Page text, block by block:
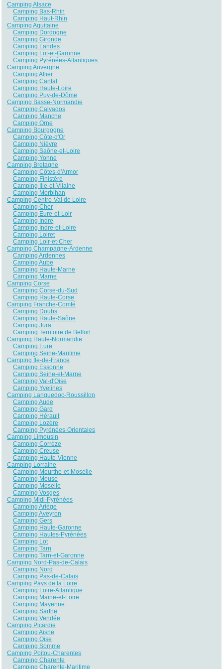
Camping Alsace
Camping Bas-Rhin
Camping Haut-Rhin
Camping Aquitaine
Camping Dordogne
Camping Gironde
Camping Landes
Camping Lot-et-Garonne
Camping Pyrénées-Atlantiques
Camping Auvergne
Camping Allier
Camping Cantal
Camping Haute-Loire
Camping Puy-de-Dôme
Camping Basse-Normandie
Camping Calvados
Camping Manche
Camping Orne
Camping Bourgogne
Camping Côte-d'Or
Camping Nièvre
Camping Saône-et-Loire
Camping Yonne
Camping Bretagne
Camping Côtes-d'Armor
Camping Finistère
Camping Ille-et-Vilaine
Camping Morbihan
Camping Centre-Val de Loire
Camping Cher
Camping Eure-et-Loir
Camping Indre
Camping Indre-et-Loire
Camping Loiret
Camping Loir-et-Cher
Camping Champagne-Ardenne
Camping Ardennes
Camping Aube
Camping Haute-Marne
Camping Marne
Camping Corse
Camping Corse-du-Sud
Camping Haute-Corse
Camping Franche-Comté
Camping Doubs
Camping Haute-Saône
Camping Jura
Camping Territoire de Belfort
Camping Haute-Normandie
Camping Eure
Camping Seine-Maritime
Camping Île-de-France
Camping Essonne
Camping Seine-et-Marne
Camping Val-d'Oise
Camping Yvelines
Camping Languedoc-Roussillon
Camping Aude
Camping Gard
Camping Hérault
Camping Lozère
Camping Pyrénées-Orientales
Camping Limousin
Camping Corrèze
Camping Creuse
Camping Haute-Vienne
Camping Lorraine
Camping Meurthe-et-Moselle
Camping Meuse
Camping Moselle
Camping Vosges
Camping Midi-Pyrénées
Camping Ariège
Camping Aveyron
Camping Gers
Camping Haute-Garonne
Camping Hautes-Pyrénées
Camping Lot
Camping Tarn
Camping Tarn-et-Garonne
Camping Nord-Pas-de-Calais
Camping Nord
Camping Pas-de-Calais
Camping Pays de la Loire
Camping Loire-Atlantique
Camping Maine-et-Loire
Camping Mayenne
Camping Sarthe
Camping Vendée
Camping Picardie
Camping Aisne
Camping Oise
Camping Somme
Camping Poitou-Charentes
Camping Charente
Camping Charente-Maritime